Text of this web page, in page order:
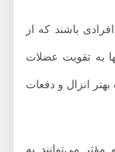
باشند که از
تقویت عضلات
و دفعات
می‌توانند به